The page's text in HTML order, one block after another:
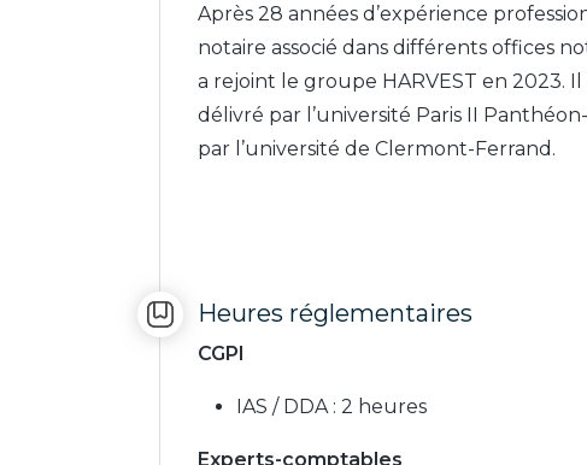
Après 28 années d’expérience
notaire associé dans différents offices
a rejoint le groupe HARVEST en 2023.
délivré par l’université Paris II
par l’université de Clermont-Ferrand.
Heures réglementaires
CGPI
IAS / DDA : 2 heures
Experts-comptables